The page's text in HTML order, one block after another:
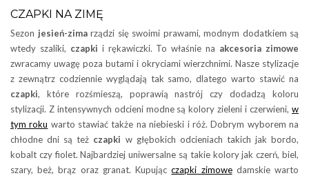
CZAPKI NA ZIMĘ
Sezon jesień-zimarządzi się swoimi prawami, modnym dodatkiem są
wtedy szaliki, czapki i rękawiczki. To właśnie na akcesoria zimowe
zwracamy uwagę poza butami i okryciami wierzchnimi. Nasze stylizacje
z zewnątrz codziennie wyglądają tak samo, dlatego warto stawić na
czapki, które rozśmieszą, poprawią nastrój czy dodadzą koloru
stylizacji. Z intensywnych odcieni modne są kolory zieleni i czerwieni, w
tym roku warto stawiać także na niebieski i róż. Dobrym wyborem na
chłodne dni są też czapki w głębokich odcieniach takich jak bordo,
kobalt czy fiolet. Najbardziej uniwersalne są takie kolory jak czerń, biel,
szary, beż, brąz oraz granat. Kupującczapki zimowedamskie warto